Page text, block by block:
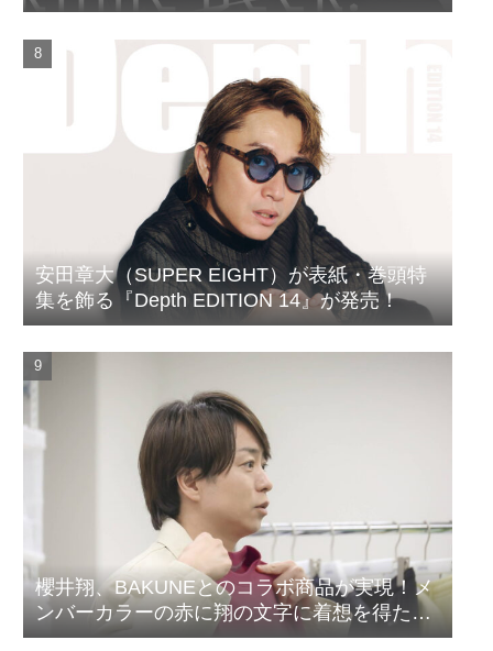
ルがついに完成
安田章大（SUPER EIGHT）が表紙・巻頭特
集を飾る『Depth EDITION 14』が発売！
櫻井翔、BAKUNEとのコラボ商品が実現！メ
ンバーカラーの赤に翔の文字に着想を得たデ
ザイン